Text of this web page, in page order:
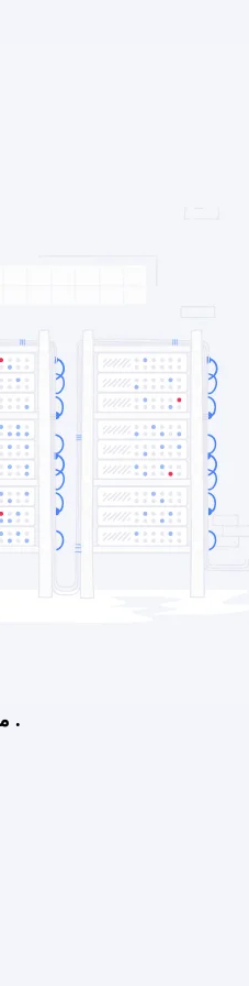
ما هرچه سریعتر مشکل را پیگیری و برطرف می کنیم .